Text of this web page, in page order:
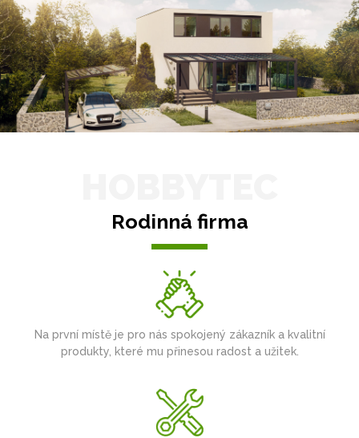
Rodinná firma
Na první místě je pro nás spokojený zákazník a kvalitní
produkty, které mu přinesou radost a užitek.